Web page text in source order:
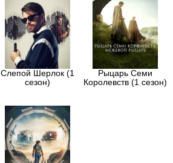
провалишь — поплатишься жизнью. Но
чем глубже он погружается в
лондонскую жизнь, тем яснее понимает:
его главный враг — не невежество, а
человеческая жестокость и страх перед
тем, что непонятно.
Слепой Шерлок (1
сезон)
Рыцарь Семи
Королевств (1 сезон)